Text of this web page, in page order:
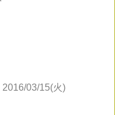
2016/03/15(火)